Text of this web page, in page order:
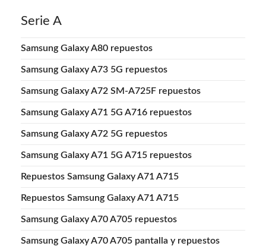
Serie A
Samsung Galaxy A80 repuestos
Samsung Galaxy A73 5G repuestos
Samsung Galaxy A72 SM-A725F repuestos
Samsung Galaxy A71 5G A716 repuestos
Samsung Galaxy A72 5G repuestos
Samsung Galaxy A71 5G A715 repuestos
Repuestos Samsung Galaxy A71 A715
Repuestos Samsung Galaxy A71 A715
Samsung Galaxy A70 A705 repuestos
Samsung Galaxy A70 A705 pantalla y repuestos